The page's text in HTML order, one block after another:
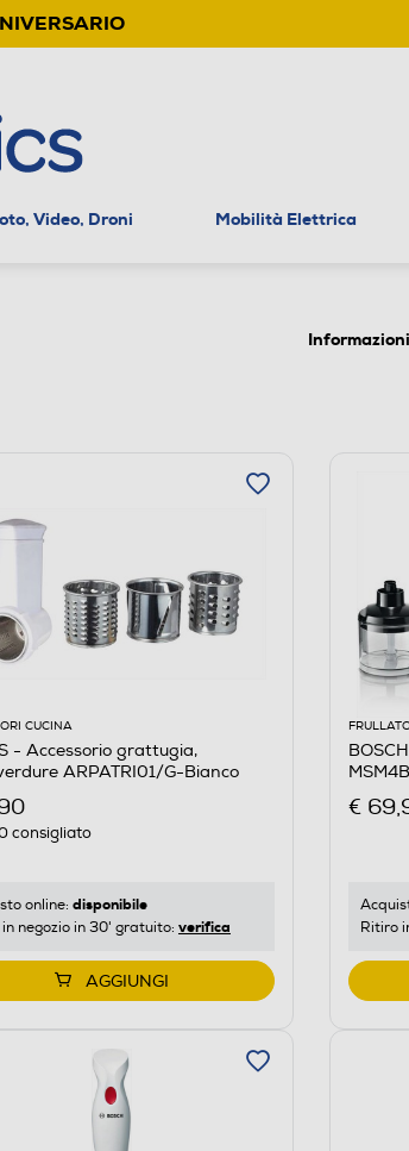
Video, Droni Mobilità Elettrica
CUCINA
- Accessorio grattugia,
ARPATRI01/G-Bianco
consigliato
online: disponibile
negozio in 30' gratuito: verifica
AGGIUNGI
€
Ritiro